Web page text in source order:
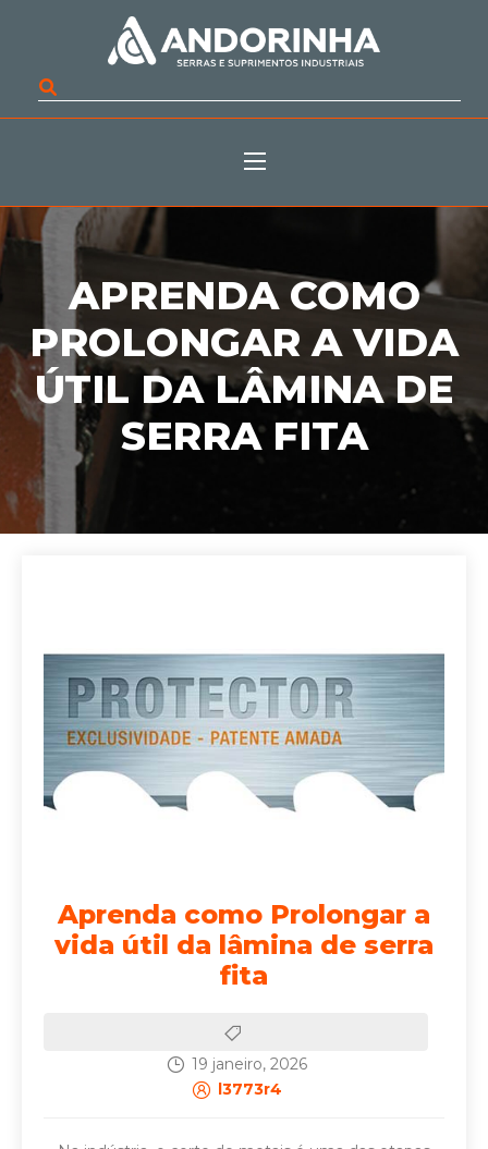
APRENDA COMO
PROLONGAR A VIDA
ÚTIL DA LÂMINA DE
SERRA FITA
Aprenda como Prolongar a
vida útil da lâmina de serra
fita
19 janeiro, 2026
l3773r4